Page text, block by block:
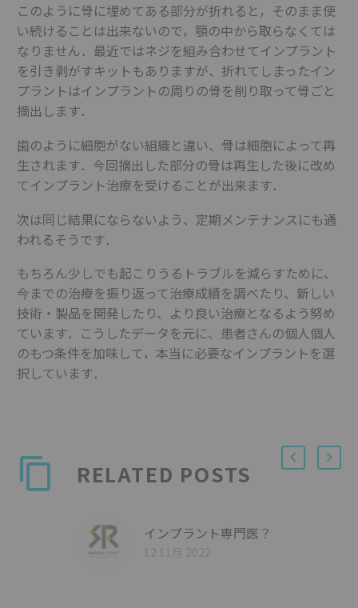
このように骨に埋めてある部分が折れると，そのまま使
い続けることは出来ないので，顎の中から取らなくては
なりません．最近ではネジを組み合わせてインプラント
を引き剥がすキットもありますが、折れてしまったイン
プラントはインプラントの周りの骨を削り取って骨ごと
摘出します．
歯のように細胞がない組織と違い、骨は細胞によって再
生されます．今回摘出した部分の骨は再生した後に改め
てインプラント治療を受けることが出来ます．
次は同じ結果にならないよう、定期メンテナンスにも通
われるそうです．
もちろん少しでも起こりうるトラブルを減らすために、
今までの治療を振り返って治療成績を調べたり、新しい
技術・製品を開発したり、より良い治療となるよう努め
ています．こうしたデータを元に、患者さんの個人個人
のもつ条件を加味して，本当に必要なインプラントを選
択しています．
RELATED POSTS
インプラント専門医？
12 11月 2022